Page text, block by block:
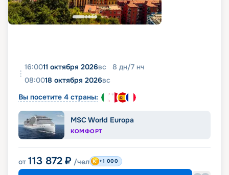
16:0011 октября 2026вс 8 дн/7 нч
08:0018 октября 2026вс
Вы посетите 4 страны:
MSC World Europa
КОМФОРТ
от 113 872 ₽ /чел +1 000